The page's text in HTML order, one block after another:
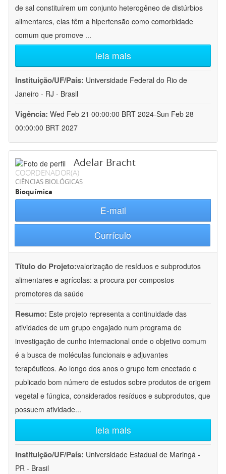
de sal constituírem um conjunto heterogêneo de distúrbios
alimentares, elas têm a hipertensão como comorbidade
comum que promove ...
leia mais
Instituição/UF/País: Universidade Federal do Rio de
Janeiro - RJ - Brasil
Vigência: Wed Feb 21 00:00:00 BRT 2024-Sun Feb 28
00:00:00 BRT 2027
Adelar Bracht
COORDENADOR(A)
CIÊNCIAS BIOLÓGICAS
Bioquímica
E-mail
Currículo
Título do Projeto:valorização de resíduos e subprodutos
alimentares e agrícolas: a procura por compostos
promotores da saúde
Resumo: Este projeto representa a continuidade das
atividades de um grupo engajado num programa de
investigação de cunho internacional onde o objetivo comum
é a busca de moléculas funcionais e adjuvantes
terapêuticos. Ao longo dos anos o grupo tem encetado e
publicado bom número de estudos sobre produtos de origem
vegetal e fúngica, considerados resíduos e subprodutos, que
possuem atividade...
leia mais
Instituição/UF/País: Universidade Estadual de Maringá -
PR - Brasil